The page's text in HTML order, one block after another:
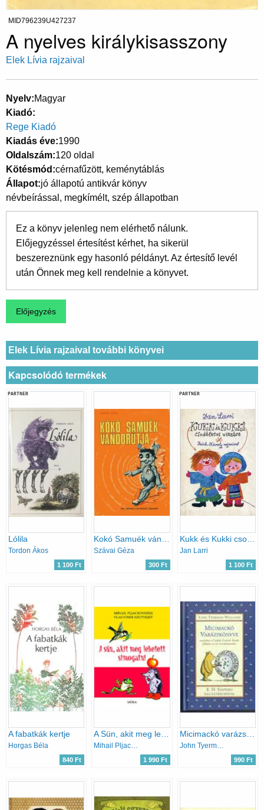
MID796239U427237
A nyelves királykisasszony
Elek Lívia rajzaival
Nyelv Magyar
Kiadó
Rege Kiadó
Kiadás éve 1990
Oldalszám 120 oldal
Kötésmód cérnafűzött, keménytáblás
Állapot jó állapotú antikvár könyv
névbeírással, megkímélt, szép állapotban
Ez a könyv jelenleg nem elérhető nálunk.
Előjegyzéssel értesítést kérhet, ha sikerül
beszereznünk egy hasonló példányt. Az értesítő levél
után Önnek meg kell rendelnie a könyvet.
Elek Lívia rajzaival további könyvei
Kapcsolódó termékek
PARTNER
Lólila
Tordon Ákos
1 100 Ft
Kokó Samuék vándorútja
Szávai Géza
300 Ft
PARTNER
Kukk és Kukki csodálatos utazása
Jan Larri
1 100 Ft
A fabatkák kertje
Horgas Béla
840 Ft
Mihail Pljackovszkij
1 990 Ft
Micimackó varázskönyve
John Tyerman Williams
990 Ft